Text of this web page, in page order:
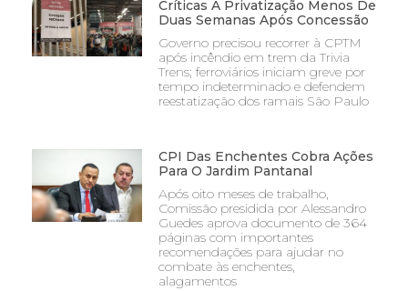
Críticas À Privatização Menos De
Duas Semanas Após Concessão
Governo precisou recorrer à CPTM
após incêndio em trem da Trivia
Trens; ferroviários iniciam greve por
tempo indeterminado e defendem
reestatização dos ramais São Paulo
CPI Das Enchentes Cobra Ações
Para O Jardim Pantanal
Após oito meses de trabalho,
Comissão presidida por Alessandro
Guedes aprova documento de 364
páginas com importantes
recomendações para ajudar no
combate às enchentes,
alagamentos